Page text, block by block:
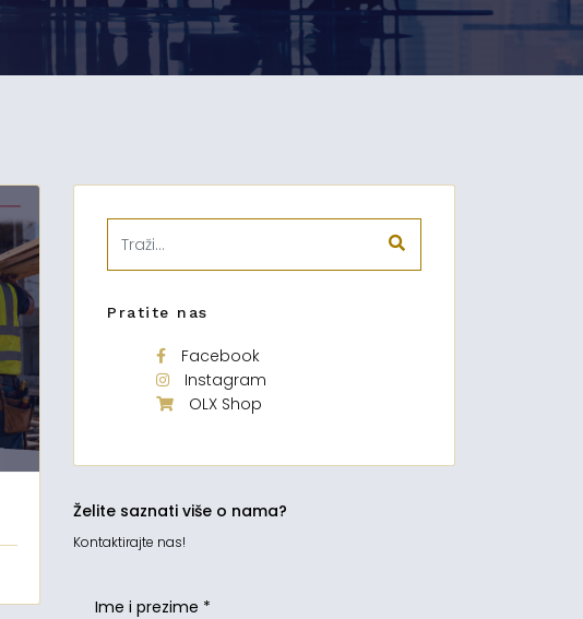
Pratite nas
Facebook
Instagram
OLX Shop
Želite saznati više o nama?
Kontaktirajte nas!
Ime i prezime *